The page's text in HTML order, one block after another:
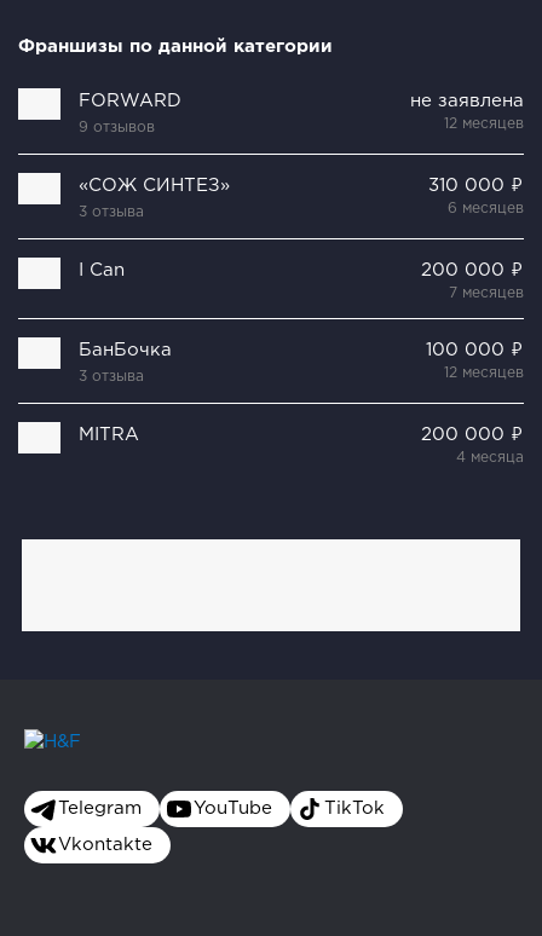
Франшизы по данной категории
FORWARD
9 отзывов
не заявлена
12 месяцев
«СОЖ СИНТЕЗ»
3 отзыва
310 000 ₽
6 месяцев
I Can 200 000 ₽
7 месяцев
БанБочка
3 отзыва
100 000 ₽
12 месяцев
MITRA 200 000 ₽
4 месяца
Telegram YouTube TikTok
Vkontakte